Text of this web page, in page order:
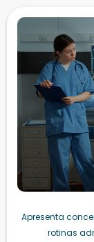
Apresenta
rotinas